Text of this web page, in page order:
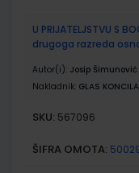
U PRIJATELJSTVU S
drugoga razreda
Autor(i): Josip
Nakladnik: GLAS KONCILA
SKU: 567096
ŠIFRA OMOTA: